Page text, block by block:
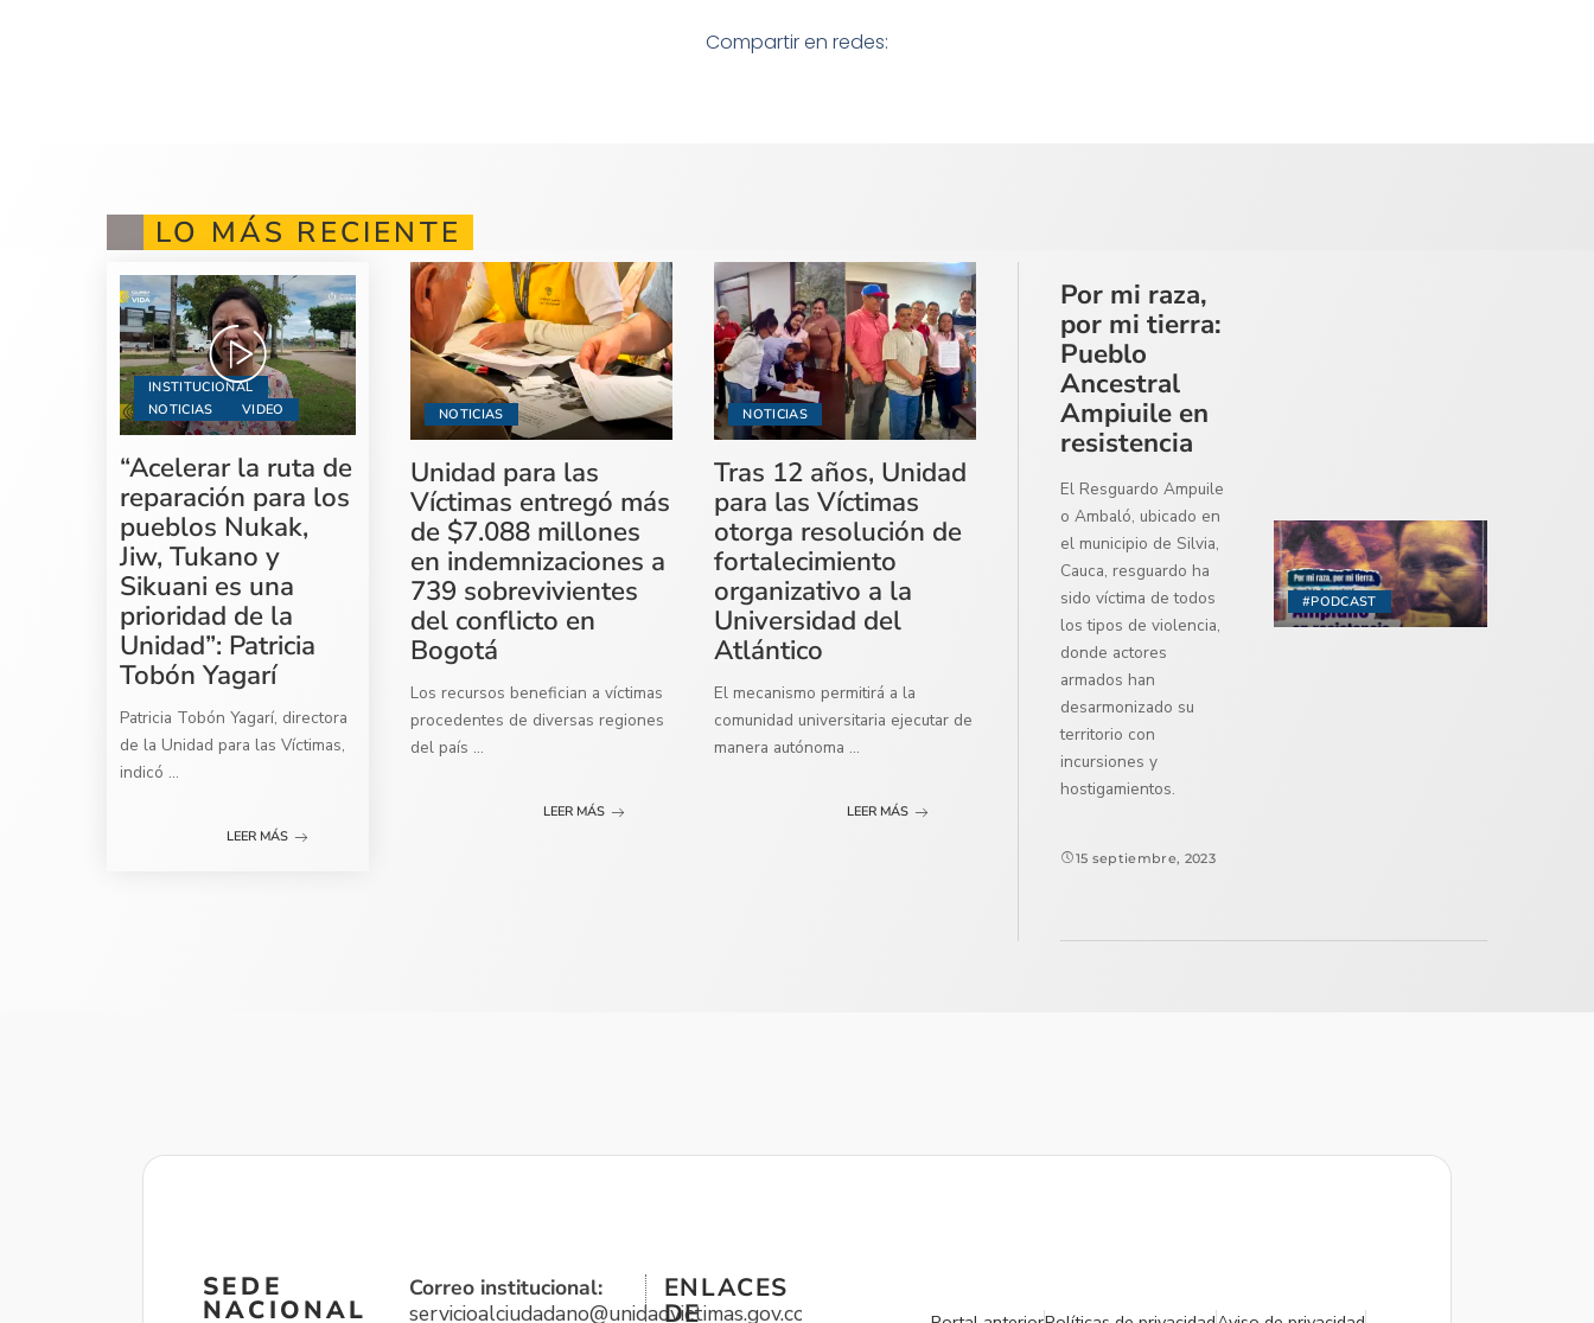
Compartir en redes:
LO MÁS RECIENTE
INSTITUCIONAL
NOTICIAS
VIDEO
“Acelerar la ruta de
reparación para los
pueblos Nukak,
Jiw, Tukano y
Sikuani es una
prioridad de la
Unidad”: Patricia
Tobón Yagarí
Patricia Tobón Yagarí, directora
de la Unidad para las Víctimas,
indicó ...
LEER MÁS
NOTICIAS
Unidad para las
Víctimas entregó más
de $7.088 millones
en indemnizaciones a
739 sobrevivientes
del conflicto en
Bogotá
Los recursos benefician a víctimas
procedentes de diversas regiones
del país ...
LEER MÁS
NOTICIAS
Tras 12 años, Unidad
para las Víctimas
otorga resolución de
fortalecimiento
organizativo a la
Universidad del
Atlántico
El mecanismo permitirá a la
comunidad universitaria ejecutar de
manera autónoma ...
LEER MÁS
#PODCAST
Por mi raza,
por mi tierra:
Pueblo
Ancestral
Ampiuile en
resistencia
El Resguardo Ampuile
o Ambaló, ubicado en
el municipio de Silvia,
Cauca, resguardo ha
sido víctima de todos
los tipos de violencia,
donde actores
armados han
desarmonizado su
territorio con
incursiones y
hostigamientos.
15 septiembre, 2023
SEDE
NACIONAL
Correo institucional:
servicioalciudadano@unidadvictimas.gov.co
ENLACES
DE